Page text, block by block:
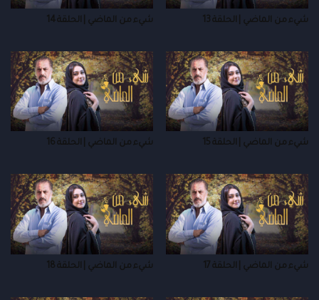
شيء من الماضي | الحلقة 13 شيء من الماضي | الحلقة 14
شيء من الماضي | الحلقة 15 شيء من الماضي | الحلقة 16
شيء من الماضي | الحلقة 17 شيء من الماضي | الحلقة 18